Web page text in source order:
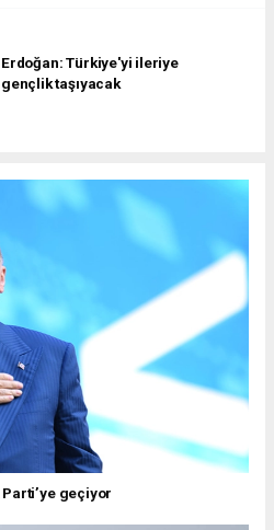
Erdoğan: Türkiye'yi ileriye
gençlik taşıyacak
geçiyor